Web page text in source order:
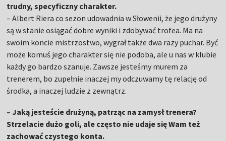
trudny, specyficzny charakter.
– Albert Riera co sezon udowadnia w Słowenii, że jego drużyny
są w stanie osiągać dobre wyniki i zdobywać trofea. Ma na
swoim koncie mistrzostwo, wygrał także dwa razy puchar. Być
może komuś jego charakter się nie podoba, ale u nas w klubie
każdy go bardzo szanuje. Zawsze jesteśmy murem za
trenerem, bo zupełnie inaczej my odczuwamy tę relację od
środka, a inaczej ludzie z zewnątrz.
– Jaką jesteście drużyną, patrząc na zamysł trenera?
Strzelacie dużo goli, ale często nie udaje się Wam też
zachować czystego konta.